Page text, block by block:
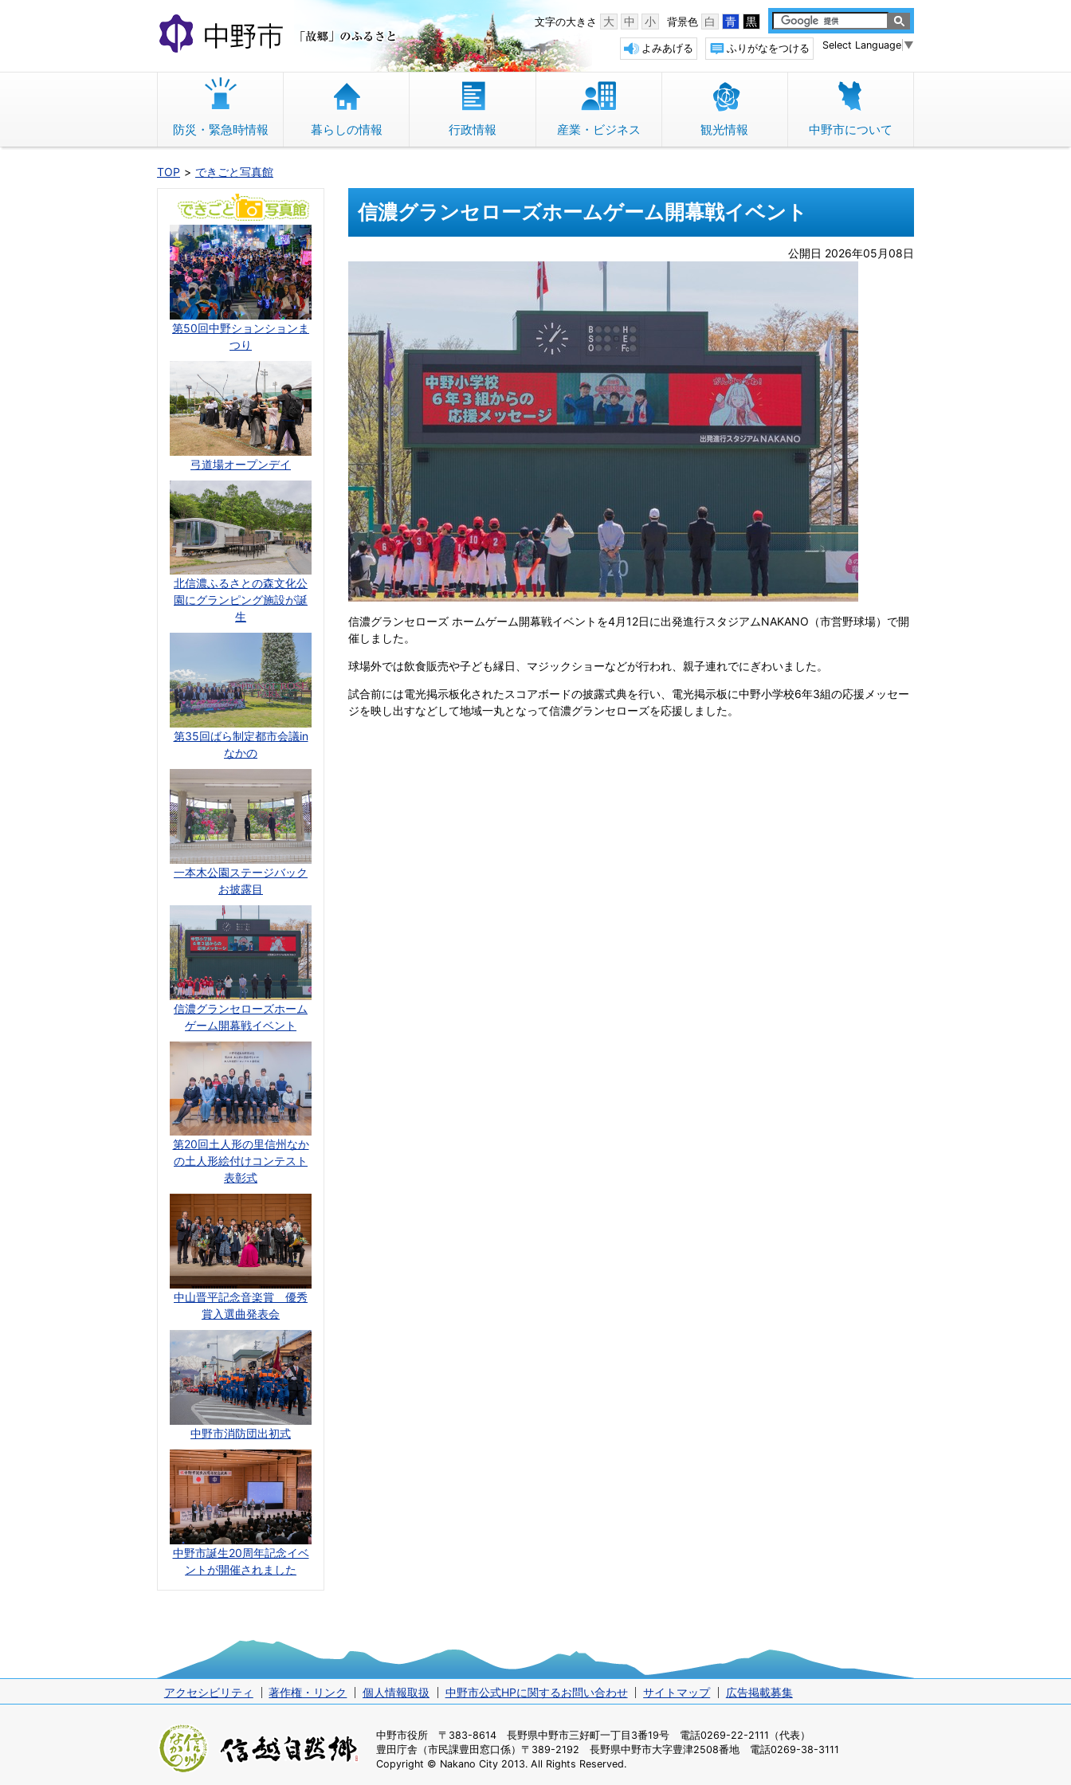
文
へ
動
中野市 「故郷」のふるさと 背景色 白 青 黒
文字の大きさ 大 中 小
Select Language ▼
ふりがなをつける
よみあげる
防災・緊急時情報 暮らしの情報 行政情報 産業・ビジネス 観光情報 中野市について
TOP できごと写真館
信濃グランセローズホームゲーム開幕戦イベント
公開日 2026年05月08日
信濃グランセローズ ホームゲーム開幕戦イベントを4月12日に出発進行スタジアムNAKANO（市営野球場）で開
催しました。
球場外では飲食販売や子ども縁日、マジックショーなどが行われ、親子連れでにぎわいました。
試合前には電光掲示板化されたスコアボードの披露式典を行い、電光掲示板に中野小学校6年3組の応援メッセー
ジを映し出すなどして地域一丸となって信濃グランセローズを応援しました。
第50回中野ションションま
つり
弓道場オープンデイ
北信濃ふるさとの森文化公
園にグランピング施設が誕
生
第35回ばら制定都市会議in
なかの
一本木公園ステージバック
お披露目
信濃グランセローズホーム
ゲーム開幕戦イベント
第20回土人形の里信州なか
の土人形絵付けコンテスト
表彰式
中山晋平記念音楽賞 優秀
賞入選曲発表会
中野市消防団出初式
中野市誕生20周年記念イベ
ントが開催されました
アクセシビリティ 著作権・リンク 個人情報取扱 中野市公式HPに関するお問い合わせ サイトマップ 広告掲載募集
中野市役所 〒383-8614 長野県中野市三好町一丁目3番19号 電話0269-22-2111（代表）
豊田庁舎（市民課豊田窓口係） 〒389-2192 長野県中野市大字豊津2508番地 電話0269-38-3111
Copyright © Nakano City 2013. All Rights Reserved.